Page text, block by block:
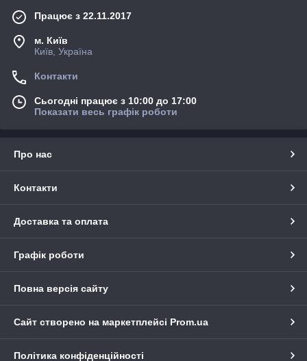
Працює з 22.11.2017
м. Київ
Київ, Україна
Контакти
Сьогодні працює з 10:00 до 17:00
Показати весь графік роботи
Про нас
Контакти
Доставка та оплата
Графік роботи
Повна версія сайту
Сайт створено на маркетплейсі Prom.ua
Політика конфіденційності